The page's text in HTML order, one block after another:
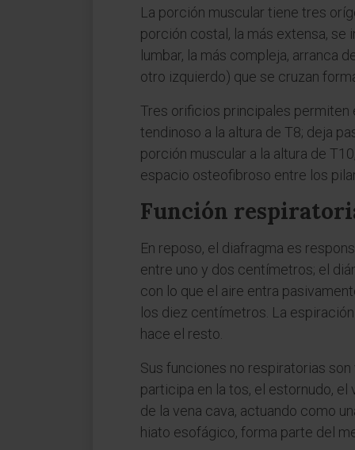
La porción muscular tiene tres
porción costal, la más extensa, se
lumbar, la más compleja, arranca
otro izquierdo) que se cruzan
Tres orificios principales permiten
tendinoso a la altura de T8; deja
porción muscular a la altura de
espacio osteofibroso entre los
Función
En reposo, el diafragma es
entre uno y dos centímetros; el
con lo que el aire entra
los diez centímetros. La
hace el resto.
Sus funciones no respiratorias
participa en la tos, el estornudo,
de la vena cava, actuando como
hiato esofágico, forma parte del